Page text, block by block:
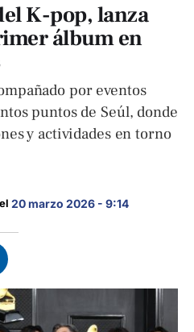
K-pop, lanza
álbum en
por eventos
puntos de Seúl, donde
y actividades en torno
20 marzo 2026 - 9:14